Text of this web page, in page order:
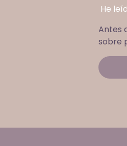
He
Antes
sobre